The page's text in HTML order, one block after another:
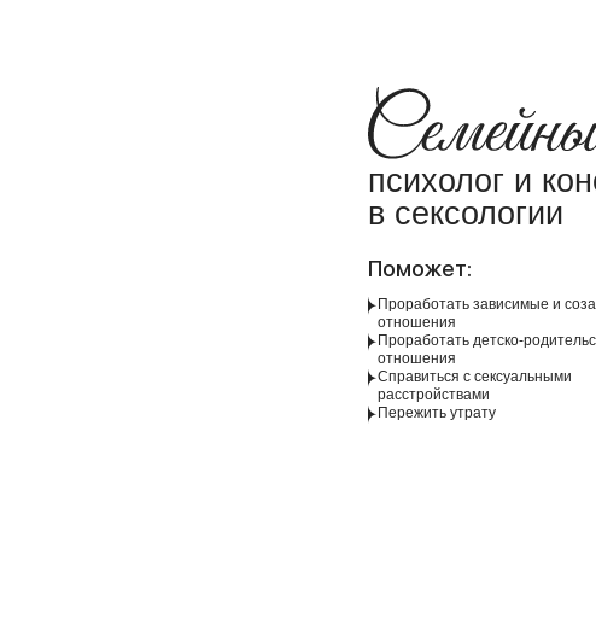
психолог и
в сексологии
Поможет:
Проработать зависимые и
отношения
Проработать детско-
отношения
Справиться с сексуальными
расстройствами
Пережить утрату